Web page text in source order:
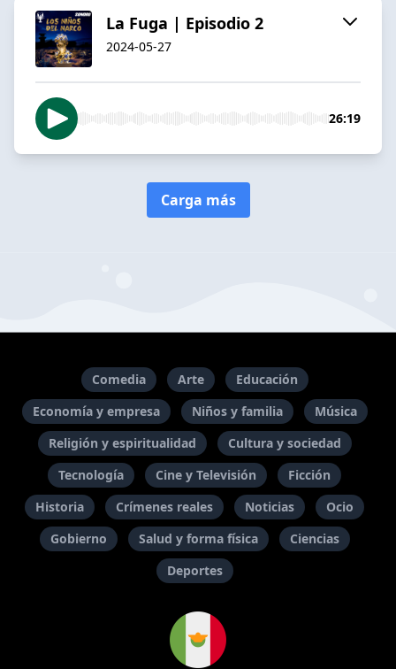
La Fuga | Episodio 2
2024-05-27
26:19
Carga más
Comedia Arte
Educación
Economía y empresa
Niños y familia
Música
Religión y espiritualidad
Cultura y sociedad
Tecnología
Cine y Televisión
Ficción
Historia
Crímenes reales Noticias
Ocio
Gobierno
Salud y forma física
Ciencias
Deportes